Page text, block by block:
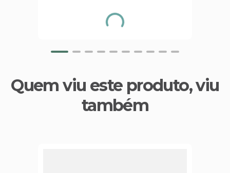
Quem viu este produto, viu
também